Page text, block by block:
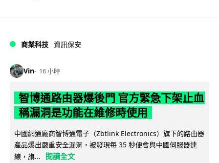
商業科技 資訊保安
Vin 16 小時
智博通路由器爆後門 官方緊急下架止血
稱漏洞是功能在維修時使用
中國網通廠商智博通電子（Zbtlink Electronics）旗下的路由器
產品爆出嚴重安全漏洞，被發現每 35 秒便會與中國伺服器連
線，旗...
閱讀全文